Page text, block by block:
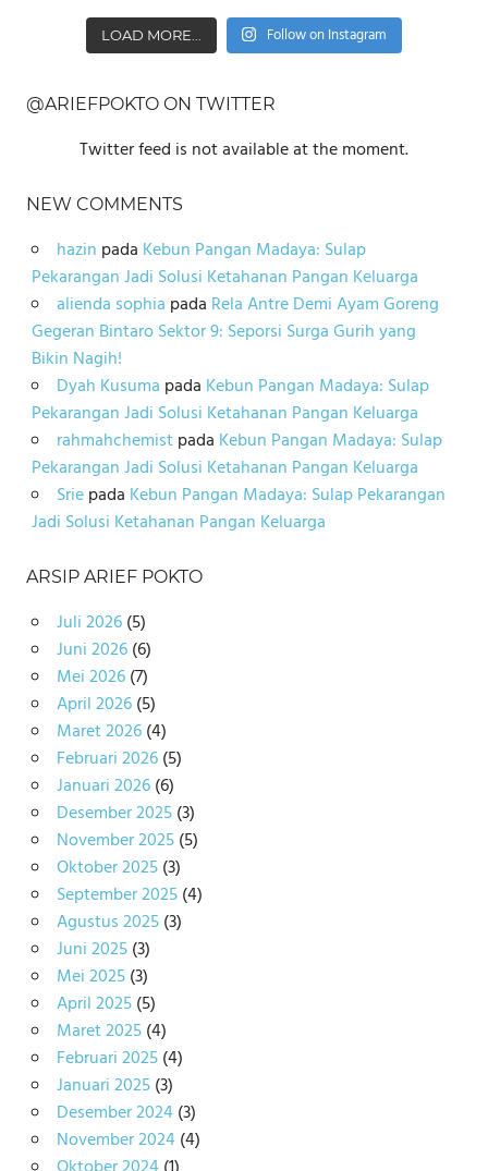
LOAD MORE... Follow on Instagram
@ARIEFPOKTO ON TWITTER
Twitter feed is not available at the moment.
NEW COMMENTS
hazin pada Kebun Pangan Madaya: Sulap
Pekarangan Jadi Solusi Ketahanan Pangan Keluarga
alienda sophia pada Rela Antre Demi Ayam Goreng
Gegeran Bintaro Sektor 9: Seporsi Surga Gurih yang
Bikin Nagih!
Dyah Kusuma pada Kebun Pangan Madaya: Sulap
Pekarangan Jadi Solusi Ketahanan Pangan Keluarga
rahmahchemistpada Kebun Pangan Madaya: Sulap
Pekarangan Jadi Solusi Ketahanan Pangan Keluarga
Sriepada Kebun Pangan Madaya: Sulap Pekarangan
Jadi Solusi Ketahanan Pangan Keluarga
ARSIP ARIEF POKTO
Juli 2026(5)
Juni 2026(6)
Mei 2026(7)
April 2026(5)
Maret 2026(4)
Februari 2026(5)
Januari 2026(6)
Desember 2025(3)
November 2025(5)
Oktober 2025(3)
September 2025(4)
Agustus 2025(3)
Juni 2025(3)
Mei 2025(3)
April 2025(5)
Maret 2025(4)
Februari 2025(4)
Januari 2025(3)
Desember 2024(3)
November 2024(4)